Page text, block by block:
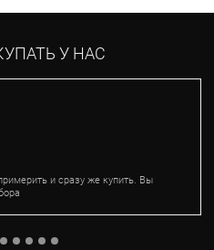
У НАС
и сразу же купить. Вы